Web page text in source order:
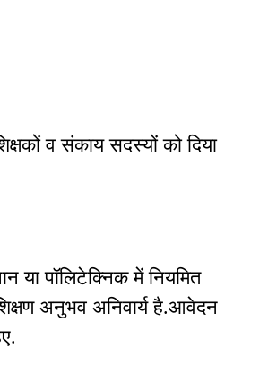
व संकाय सदस्यों को दिया
या पॉलिटेक्निक में नियमित
अनुभव अनिवार्य है.आवेदन